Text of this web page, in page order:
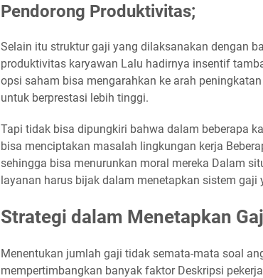
Pendorong Produktivitas;
Selain itu struktur gaji yang dilaksanakan dengan
produktivitas karyawan Lalu hadirnya insentif
opsi saham bisa mengarahkan ke arah
untuk berprestasi lebih tinggi.
Tapi tidak bisa dipungkiri bahwa dalam beberapa
bisa menciptakan masalah lingkungan kerja
sehingga bisa menurunkan moral mereka Dalam
layanan harus bijak dalam menetapkan sistem gaji
Strategi dalam Menetapkan
Menentukan jumlah gaji tidak semata-mata soal
mempertimbangkan banyak faktor Deskripsi